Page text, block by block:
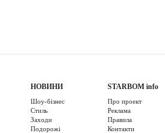
НОВИНИ
Шоу-бізнес
Стиль
Заходи
Подорожі
STARBOM info
Про проект
Реклама
Правила
Контакти